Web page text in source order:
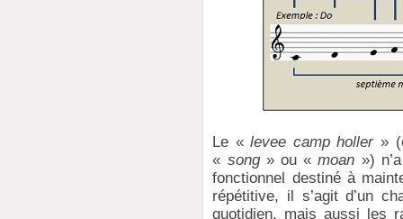
Le «levee camp holler »
« song» ou «moan »)
fonctionnel destiné à
répétitive, il s’agit d’un
quotidien, mais aussi les